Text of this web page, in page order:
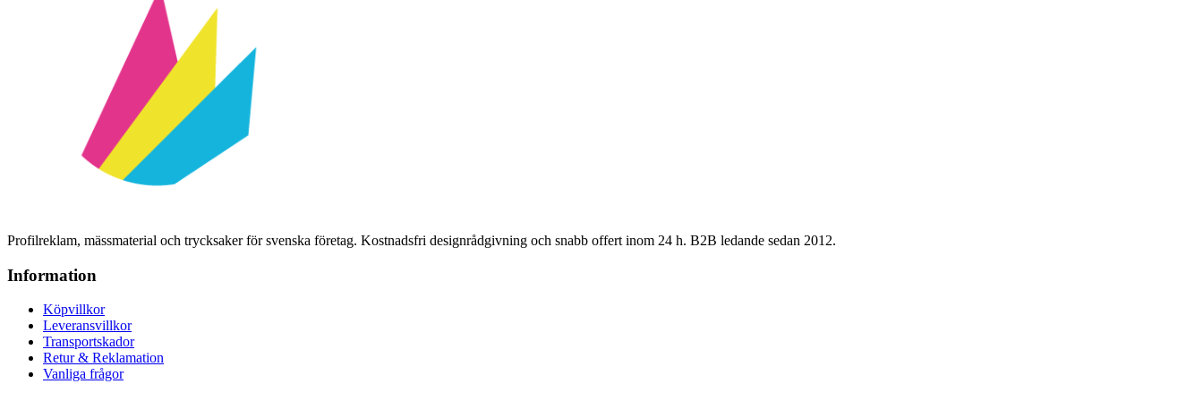
Profilreklam, mässmaterial och trycksaker för svenska företag. Kostnadsfri designrådgivning och snabb offert inom 24 h. B2B ledande sedan 2012.
Information
Köpvillkor
Leveransvillkor
Transportskador
Retur & Reklamation
Vanliga frågor